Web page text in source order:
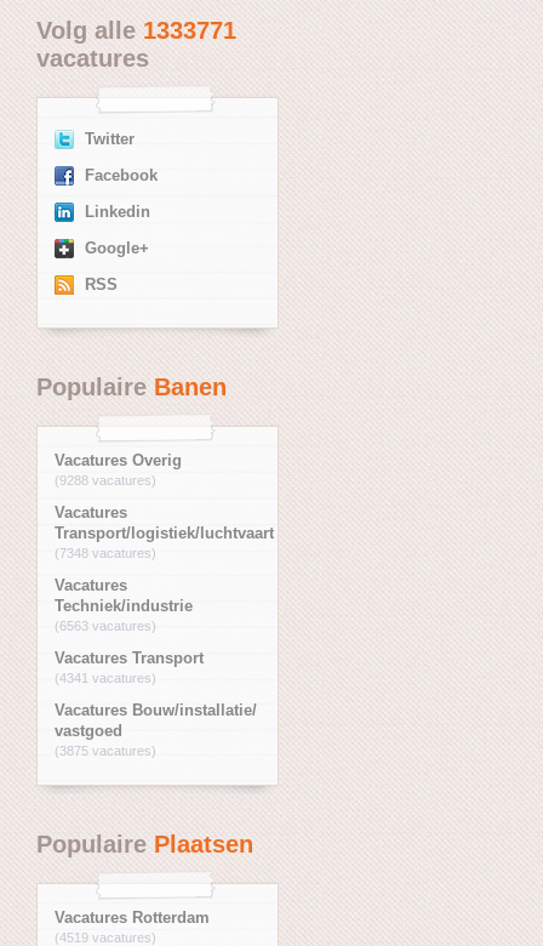
Volg alle1333771
vacatures
Twitter
Facebook
Linkedin
Google+
RSS
PopulaireBanen
Vacatures Overig
(9288 vacatures)
Vacatures
Transport/logistiek/luchtvaart
(7348 vacatures)
Vacatures
Techniek/industrie
(6563 vacatures)
Vacatures Transport
(4341 vacatures)
Vacatures Bouw/installatie/
vastgoed
(3875 vacatures)
PopulairePlaatsen
Vacatures Rotterdam
(4519 vacatures)